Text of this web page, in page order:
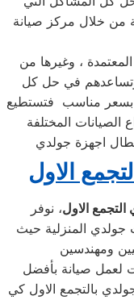
من خلال مركز صيانة
، وغيرها من
وتساعدهم في حل كل
بسعر مناسب فتستطيع
الصيانات المختلفة
الاول
الاول، نوفر
جولدي المنزلية حيث
لعمل صيانة بأفضل
بالتجمع الاول كي